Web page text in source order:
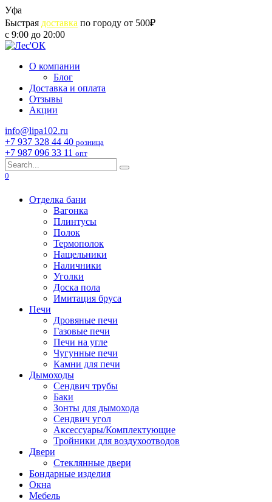
Skip
to
content
Уфа
Быстрая доставка по городу от 500₽
с 9:00 до 20:00
О компании
Блог
Доставка и оплата
Отзывы
Акции
info@lipa102.ru
+7 937 328 44 40 розница
+7 987 096 33 11 опт
Search
for:
0
Отделка бани
Вагонка
Плинтусы
Полок
Термополок
Нащельники
Наличники
Уголки
Доска пола
Имитация бруса
Печи
Дровяные печи
Газовые печи
Печи на угле
Чугунные печи
Камни для печи
Дымоходы
Сендвич трубы
Баки
Зонты для дымохода
Сендвич угол
Аксессуары/Комплектующие
Тройники для воздухоотводов
Двери
Стеклянные двери
Бондарные изделия
Окна
Мебель